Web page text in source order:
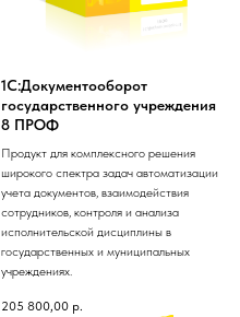
1С:Документооборот
государственного учреждения
8 ПРОФ
Продукт для комплексного решения
широкого спектра задач автоматизации
учета документов, взаимодействия
сотрудников, контроля и анализа
исполнительской дисциплины в
государственных и муниципальных
учреждениях.
205 800,00 р.